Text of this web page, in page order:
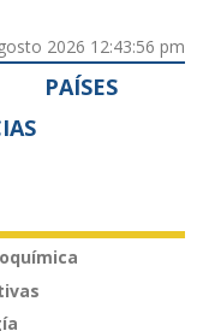
2026 12:43:56 pm
PAÍSES